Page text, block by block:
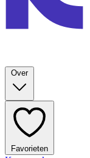
Over
Favorieten